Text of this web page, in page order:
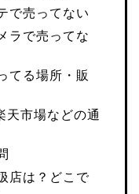
で売ってない
ラで売ってな
てる場所・販
天市場などの通
店は？どこで